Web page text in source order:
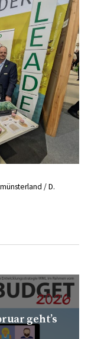
/ D.
geht’s